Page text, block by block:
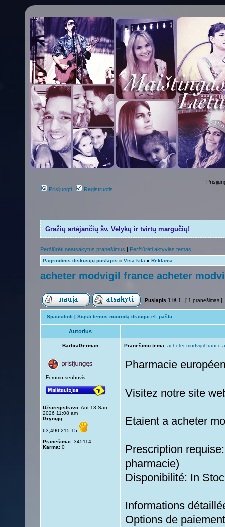
Prisijungti Registruotis
Gražių artėjančių šv. Velykų ir tvirtų margučių!
Peržiūrėti neatsakytus pranešimus | Peržiūrėti aktyvias temas
Pagrindinis diskusijų puslapis » Visa kita » Reklama
acheter modvigil france acheter
Puslapis 1 iš 1 [ 1 pranešimas ]
Spausdinti | Siųsti temos nuorodą draugui el. paštu
Autorius
BarbraGerman Pranešimo tema: acheter modvigil france
Forumo senbuvis
Užsiregistravo:Ant 13 Sau,
2026 11:08 am
Grynųjų:
63,490,215.15
Pranešimai: 345114
Karma: 0
Pharmacie
Visitez notre site
Etaient a acheter
Prescription
pharmacie)
Disponibilité: In
Informations
Options de